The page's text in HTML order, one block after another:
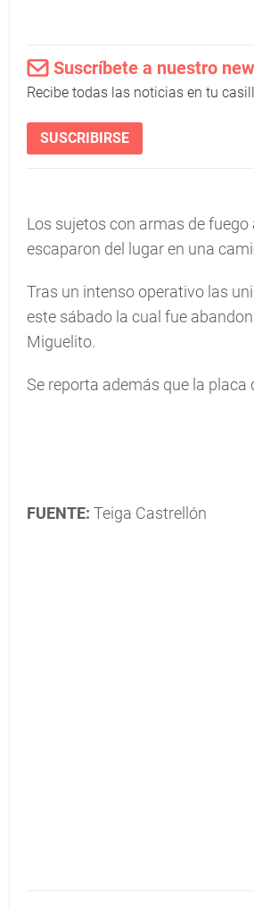
Suscríbete a nuestro
Recibe todas las noticias en tu
SUSCRIBIRSE
Los sujetos con armas de
escaparon del lugar en una
Tras un intenso operativo las
este sábado la cual fue
Miguelito.
Se reporta además que la
FUENTE: Teiga Castrellón